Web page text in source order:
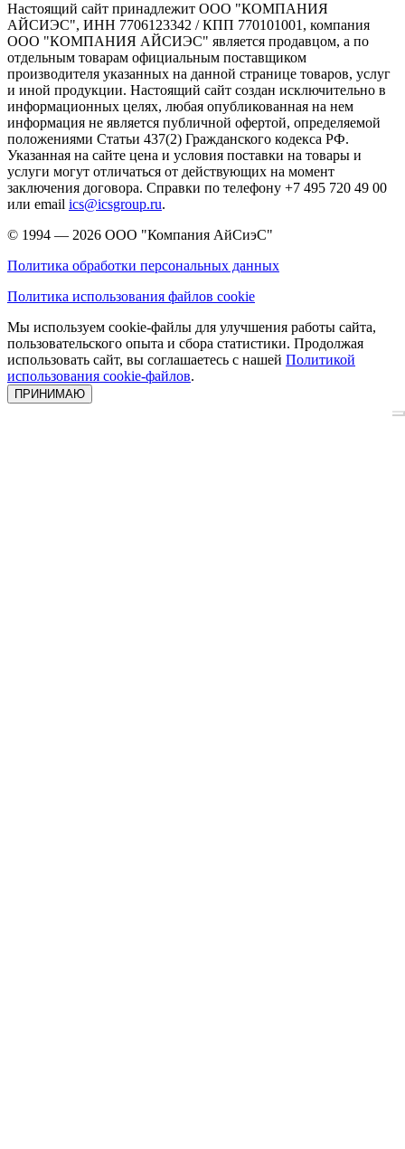
Настоящий сайт принадлежит ООО "КОМПАНИЯ
АЙСИЭС", ИНН 7706123342 / КПП 770101001, компания
ООО "КОМПАНИЯ АЙСИЭС" является продавцом, а по
отдельным товарам официальным поставщиком
производителя указанных на данной странице товаров, услуг
и иной продукции. Настоящий сайт создан исключительно в
информационных целях, любая опубликованная на нем
информация не является публичной офертой, определяемой
положениями Статьи 437(2) Гражданского кодекса РФ.
Указанная на сайте цена и условия поставки на товары и
услуги могут отличаться от действующих на момент
заключения договора. Справки по телефону +7 495 720 49 00
или email ics@icsgroup.ru.
© 1994 — 2026 ООО "Компания АйСиэС"
Политика обработки персональных данных
Политика использования файлов cookie
Мы используем cookie-файлы для улучшения работы сайта,
пользовательского опыта и сбора статистики. Продолжая
использовать сайт, вы соглашаетесь с нашей Политикой
использования cookie-файлов.
ПРИНИМАЮ